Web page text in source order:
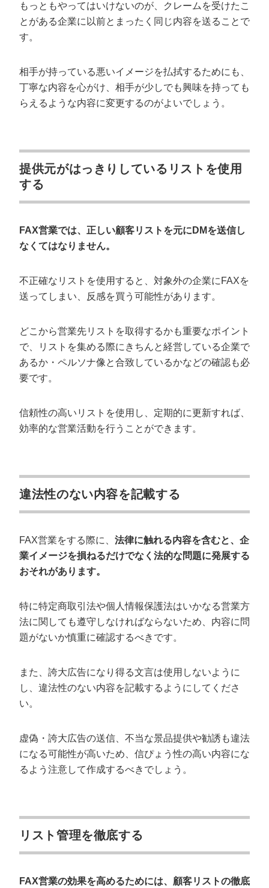
都心丸善ビル7階
もっともやってはいけないのが、クレームを受けたこ
とがある企業に以前とまったく同じ内容を送ることで
す。
相手が持っている悪いイメージを払拭するためにも、
丁寧な内容を心がけ、相手が少しでも興味を持っても
らえるような内容に変更するのがよいでしょう。
提供元がはっきりしているリストを使用
する
FAX営業では、正しい顧客リストを元にDMを送信し
なくてはなりません。
不正確なリストを使用すると、対象外の企業にFAXを
送ってしまい、反感を買う可能性があります。
どこから営業先リストを取得するかも重要なポイント
で、リストを集める際にきちんと経営している企業で
あるか・ペルソナ像と合致しているかなどの確認も必
要です。
信頼性の高いリストを使用し、定期的に更新すれば、
効率的な営業活動を行うことができます。
違法性のない内容を記載する
FAX営業をする際に、 法律に触れる内容を含むと、企
業イメージを損ねるだけでなく法的な問題に発展する
おそれがあります。
特に特定商取引法や個人情報保護法はいかなる営業方
法に関しても遵守しなければならないため、内容に問
題がないか慎重に確認するべきです。
また、誇大広告になり得る文言は使用しないように
し、違法性のない内容を記載するようにしてくださ
い。
虚偽・誇大広告の送信、不当な景品提供や勧誘も違法
になる可能性が高いため、信ぴょう性の高い内容にな
るよう注意して作成するべきでしょう。
リスト管理を徹底する
FAX営業の効果を高めるためには、顧客リストの徹底